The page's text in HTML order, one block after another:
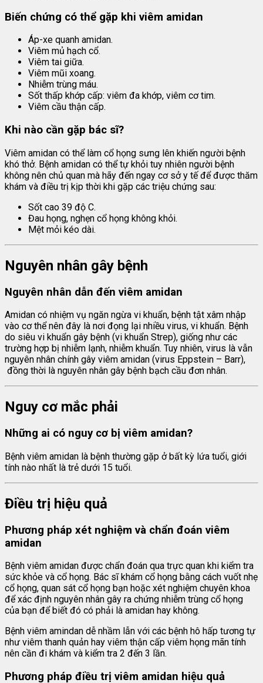
Biến chứng có thể gặp khi viêm amidan
Áp-xe quanh amidan.
Viêm mủ hạch cổ.
Viêm tai giữa.
Viêm mũi xoang.
Nhiễm trùng máu.
Sốt thấp khớp cấp: viêm đa khớp, viêm cơ tim.
Viêm cầu thận cấp.
Khi nào cần gặp bác sĩ?
Viêm amidan có thể làm cổ họng sưng lên khiến người bệnh
khó thở. Bệnh amidan có thể tự khỏi tuy nhiên người bệnh
không nên chủ quan mà hãy đến ngay cơ sở y tế để được thăm
khám và điều trị kịp thời khi gặp các triệu chứng sau:
Sốt cao 39 độ C.
Đau họng, nghẹn cổ họng không khỏi.
Mệt mỏi kéo dài.
Nguyên nhân gây bệnh
Nguyên nhân dẫn đến viêm amidan
Amidan có nhiệm vụ ngăn ngừa vi khuẩn, bệnh tật xâm nhập
vào cơ thể nên đây là nơi đọng lại nhiều virus, vi khuẩn. Bệnh
do siêu vi khuẩn gây bệnh (vi khuẩn Strep), giống như các
trường hợp bị nhiễm lạnh, nhiễm khuẩn. Tuy nhiên, virus là vẫn
nguyên nhân chính gây viêm amidan (virus Eppstein – Barr),
đồng thời là nguyên nhân gây bệnh bạch cầu đơn nhân.
Nguy cơ mắc phải
Những ai có nguy cơ bị viêm amidan?
Bệnh viêm amidan là bệnh thường gặp ở bất kỳ lứa tuổi, giới
tính nào nhất là trẻ dưới 15 tuổi.
Điều trị hiệu quả
Phương pháp xét nghiệm và chẩn đoán viêm
amidan
Bệnh viêm amidan được chẩn đoán qua trực quan khi kiểm tra
sức khỏe và cổ họng. Bác sĩ khám cổ họng bằng cách vuốt nhẹ
cổ họng, quan sát cổ họng bạn hoặc xét nghiệm chuyên khoa
để xác định nguyên nhân gây ra chứng nhiễm trùng cổ họng
của bạn để biết đó có phải là amidan hay không.
Bệnh viêm amindan dễ nhầm lẫn với các bệnh hô hấp tương tự
như viêm thanh quản hay viêm thận cấp viêm họng mãn tính
nên cần đi khám và kiểm tra 2 đến 3 lần.
Phương pháp điều trị viêm amidan hiệu quả